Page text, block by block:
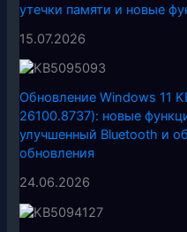
утечки памяти и новые
15.07.2026
Обновление Windows 11
26100.8737): новые
улучшенный Bluetooth и
обновления
24.06.2026